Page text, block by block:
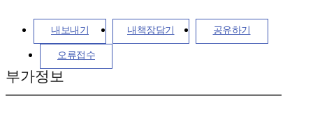
내보내기 내책장담기 공유하기
오류접수
부가정보